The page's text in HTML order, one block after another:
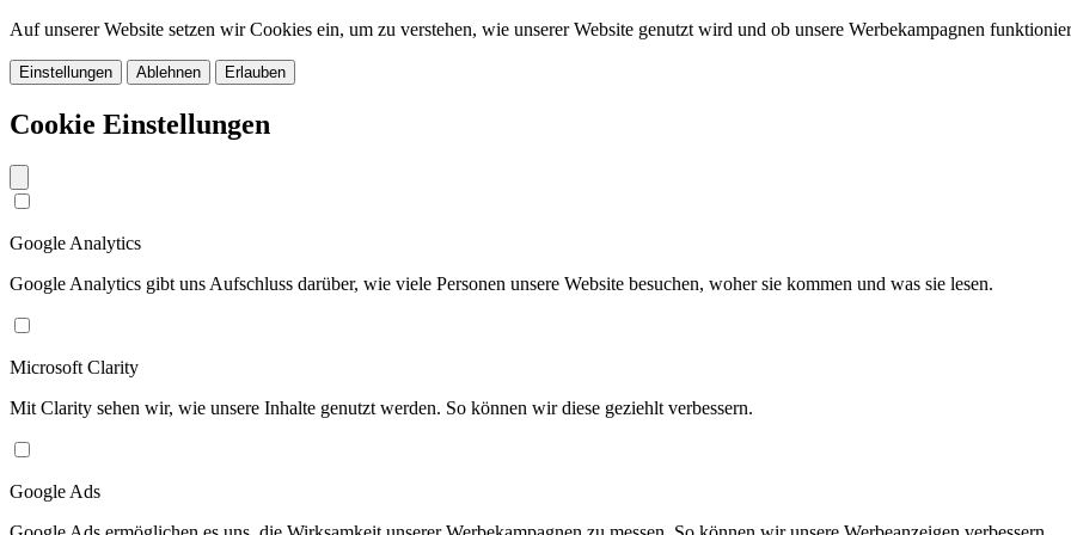
Auf unserer Website setzen wir Cookies ein, um zu verstehen, wie unserer Website genutzt wird und ob unsere Werbekampagnen
Einstellungen Ablehnen Erlauben
Cookie Einstellungen
Google Analytics
Google Analytics gibt uns Aufschluss darüber, wie viele Personen unsere Website besuchen, woher sie kommen und was sie lesen.
Microsoft Clarity
Mit Clarity sehen wir, wie unsere Inhalte genutzt werden. So können wir diese geziehlt verbessern.
Google Ads